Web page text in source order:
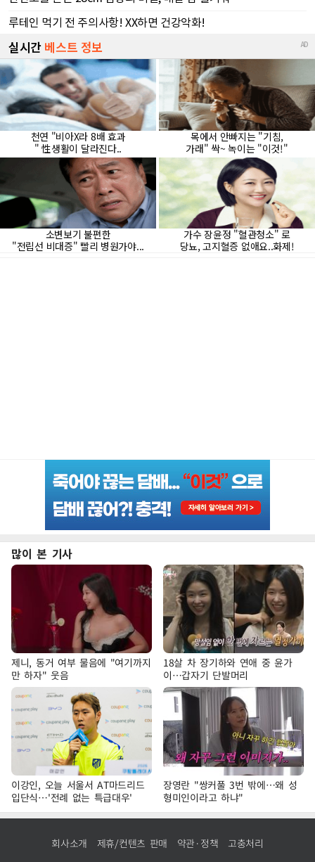
많이 본 기사
제니, 동거 여부 물음에 "여기까지
만 하자" 웃음
18살 차 장기하와 연애 중 윤가
이…갑자기 단발머리
이강인, 오늘 서울서 AT마드리드
입단식…'전례 없는 특급대우'
장영란 "쌍커풀 3번 밖에…왜 성
형미인이라고 하냐"
회사소개 제휴/컨텐츠 판매 약관·정책 고충처리